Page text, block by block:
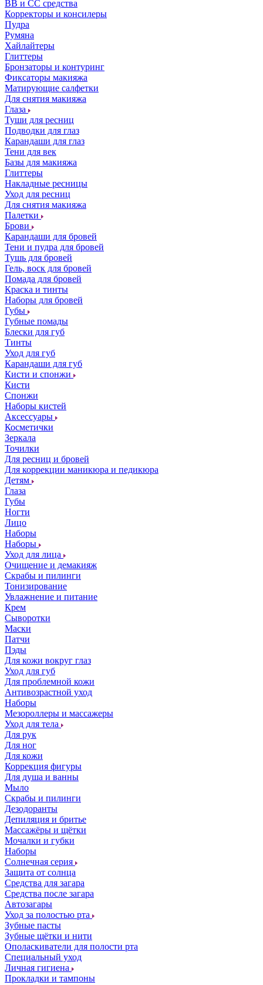
ВВ и СС средства
Корректоры и консилеры
Пудра
Румяна
Хайлайтеры
Глиттеры
Бронзаторы и контуринг
Фиксаторы макияжа
Матирующие салфетки
Для снятия макияжа
Глаза
Туши для ресниц
Подводки для глаз
Карандаши для глаз
Тени для век
Базы для макияжа
Глиттеры
Накладные ресницы
Уход для ресниц
Для снятия макияжа
Палетки
Брови
Карандаши для бровей
Тени и пудра для бровей
Тушь для бровей
Гель, воск для бровей
Помада для бровей
Краска и тинты
Наборы для бровей
Губы
Губные помады
Блески для губ
Тинты
Уход для губ
Карандаши для губ
Кисти и спонжи
Кисти
Спонжи
Наборы кистей
Аксессуары
Косметички
Зеркала
Точилки
Для ресниц и бровей
Для коррекции маникюра и педикюра
Детям
Глаза
Губы
Ногти
Лицо
Наборы
Наборы
Уход для лица
Очищение и демакияж
Скрабы и пилинги
Тонизирование
Увлажнение и питание
Крем
Сыворотки
Маски
Патчи
Пэды
Для кожи вокруг глаз
Уход для губ
Для проблемной кожи
Антивозрастной уход
Наборы
Мезороллеры и массажеры
Уход для тела
Для рук
Для ног
Для кожи
Коррекция фигуры
Для душа и ванны
Мыло
Скрабы и пилинги
Дезодоранты
Депиляция и бритье
Массажёры и щётки
Мочалки и губки
Наборы
Солнечная серия
Защита от солнца
Средства для загара
Средства после загара
Автозагары
Уход за полостью рта
Зубные пасты
Зубные щётки и нити
Ополаскиватели для полости рта
Специальный уход
Личная гигиена
Прокладки и тампоны